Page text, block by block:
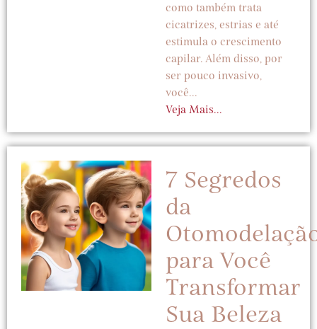
como também trata
cicatrizes, estrias e até
estimula o crescimento
capilar. Além disso, por
ser pouco invasivo,
você...
Veja Mais...
7 Segredos
da
para Você
Transformar
Sua Beleza